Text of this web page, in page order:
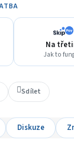
Na
Jak to
Sdílet
Diskuze